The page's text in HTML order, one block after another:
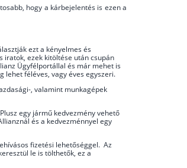
hogy a kárbejelentés is ezen a
ezt a kényelmes és
iratok, ezek kitöltése után csupán
Ügyfélportállal és már mehet is
lehet féléves, vagy éves egyszeri.
, valamint munkagépek
egy jármű kedvezmény vehető
és a kedvezménnyel egy
fizetési lehetőséggel. Az
le is tölthetők, ez a